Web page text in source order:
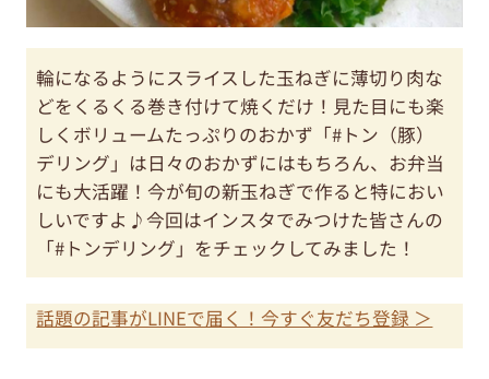
輪になるようにスライスした玉ねぎに薄切り肉な
どをくるくる巻き付けて焼くだけ！見た目にも楽
しくボリュームたっぷりのおかず「#トン（豚）
デリング」は日々のおかずにはもちろん、お弁当
にも大活躍！今が旬の新玉ねぎで作ると特におい
しいですよ♪今回はインスタでみつけた皆さんの
「#トンデリング」をチェックしてみました！
話題の記事がLINEで届く！今すぐ友だち登録 ＞